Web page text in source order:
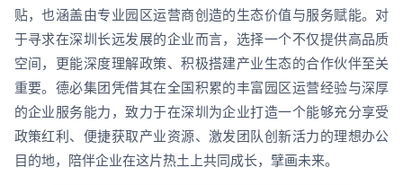
贴，也涵盖由专业园区运营商创造的生态价值与服务赋能。对
于寻求在深圳长远发展的企业而言，选择一个不仅提供高品质
空间，更能深度理解政策、积极搭建产业生态的合作伙伴至关
重要。德必集团凭借其在全国积累的丰富园区运营经验与深厚
的企业服务能力，致力于在深圳为企业打造一个能够充分享受
政策红利、便捷获取产业资源、激发团队创新活力的理想办公
目的地，陪伴企业在这片热土上共同成长，擘画未来。